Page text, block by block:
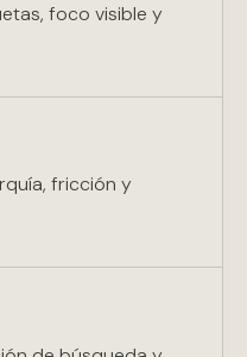
foco visible y
fricción y